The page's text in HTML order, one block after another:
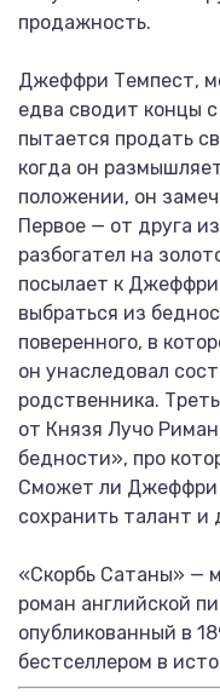
продажность.
Джеффри Темпест,
едва сводит концы
пытается продать
когда он
положении, он
Первое — от друга
разбогател на
посылает к
выбраться из
поверенного, в
он унаследовал
родственника.
от Князя Лучо
бедности», про
Сможет ли Джеффри
сохранить талант и
«Скорбь Сатаны» —
роман английской
опубликованный в
бестселлером в